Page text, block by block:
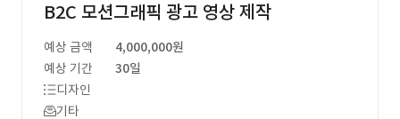
B2C 모션그래픽 광고 영상 제작
예상 금액
4,000,000원
예상 기간
30일
디자인
기타